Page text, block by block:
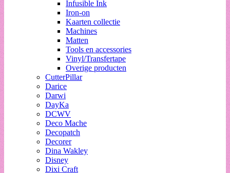
Infusible Ink
Iron-on
Kaarten collectie
Machines
Matten
Tools en accessories
Vinyl/Transfertape
Overige producten
CutterPillar
Darice
Darwi
DayKa
DCWV
Deco Mache
Decopatch
Decorer
Dina Wakley
Disney
Dixi Craft